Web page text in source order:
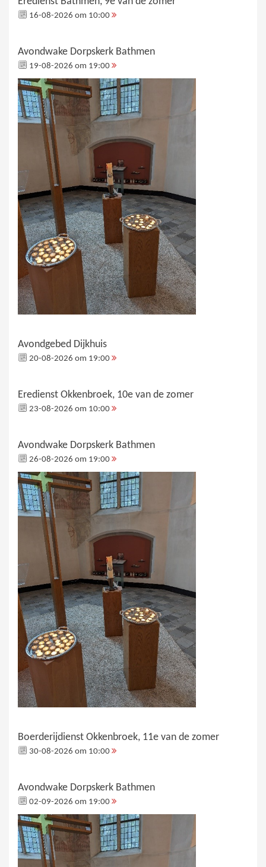
16-08-2026 om 10:00
Avondwake Dorpskerk Bathmen
19-08-2026 om 19:00
Avondgebed Dijkhuis
20-08-2026 om 19:00
Eredienst Okkenbroek, 10e van de zomer
23-08-2026 om 10:00
Avondwake Dorpskerk Bathmen
26-08-2026 om 19:00
Boerderijdienst Okkenbroek, 11e van de zomer
30-08-2026 om 10:00
Avondwake Dorpskerk Bathmen
02-09-2026 om 19:00